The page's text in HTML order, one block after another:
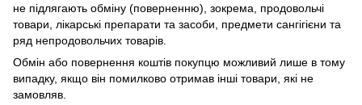
не підлягають обміну (поверненню), зокрема, продовольчі
товари, лікарські препарати та засоби, предмети сангігієни та
ряд непродовольчих товарів.
Обмін або повернення коштів покупцю можливий лише в тому
випадку, якщо він помилково отримав інші товари, які не
замовляв.